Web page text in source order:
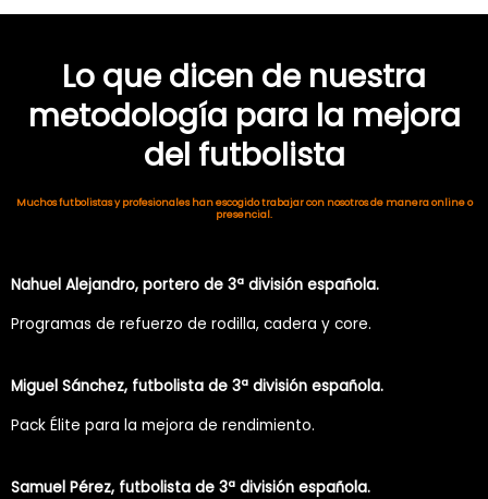
Lo que dicen de nuestra
metodología para la mejora
del futbolista
Muchos futbolistas y profesionales han escogido trabajar con nosotros de manera online o
presencial.
Nahuel Alejandro, portero de 3ª división española.
Programas de refuerzo de rodilla, cadera y core.
Miguel Sánchez, futbolista de 3ª división española.
Pack Élite para la mejora de rendimiento.
Samuel Pérez, futbolista de 3ª división española.